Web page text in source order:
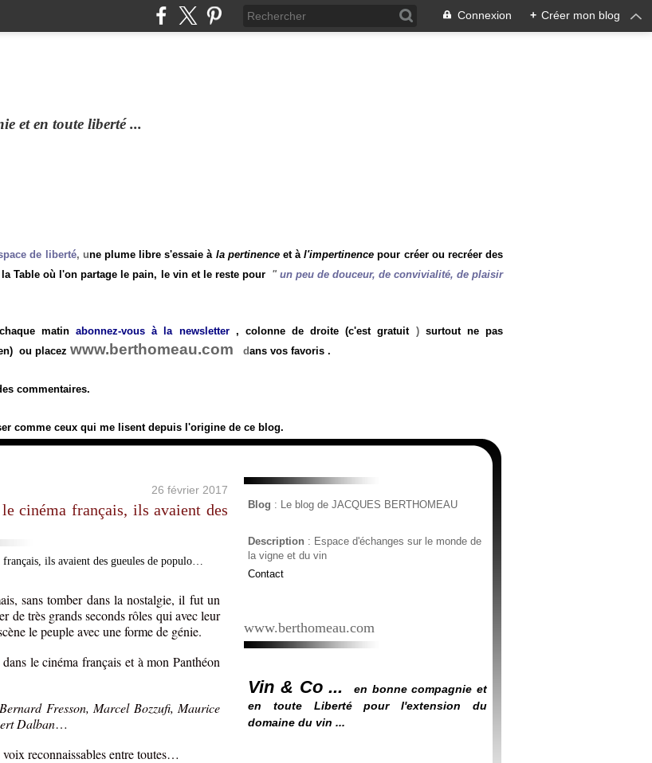
Connexion + Créer mon blog
et en toute liberté ...
de liberté, une plume libre s'essaie à la pertinenceet àl'impertinence pour créer ou recréer des
Table où l'on partage le pain, le vin et le reste pour "un peu de douceur, de convivialité, de plaisir
matinabonnez-vous à la newsletter, colonne de droite (c'est gratuit) surtout ne pas
ou placez www.berthomeau.com dans vos favoris .
commentaires.
comme ceux qui me lisent depuis l'origine de ce blog.
26 février 2017
cinéma français, ils avaient des
sans tomber dans la nostalgie, il fut un
de très grands seconds rôles qui avec leur
le peuple avec une forme de génie.
le cinéma français et à mon Panthéon
Fresson, Marcel Bozzufi, Maurice
Dalban…
reconnaissables entre toutes…
Blog : Le blog de JACQUES BERTHOMEAU
Description : Espace d'échanges sur le monde de
la vigne et du vin
Contact
www.berthomeau.com
Vin & Co ...
en bonne compagnie et
en toute Liberté pour l'extension du
domaine du vin ...